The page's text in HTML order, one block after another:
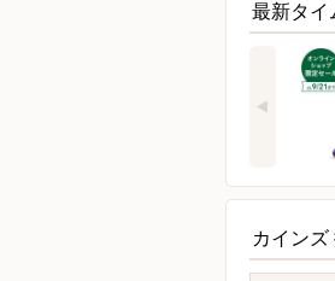
最新タイ
カインズ